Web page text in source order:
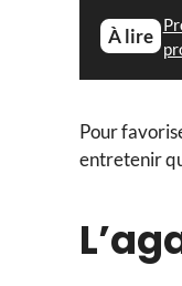
À lire
Pour
entretenir